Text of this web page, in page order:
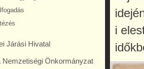
Járási Hivatal
Nemzetiségi Önkormányzat
i